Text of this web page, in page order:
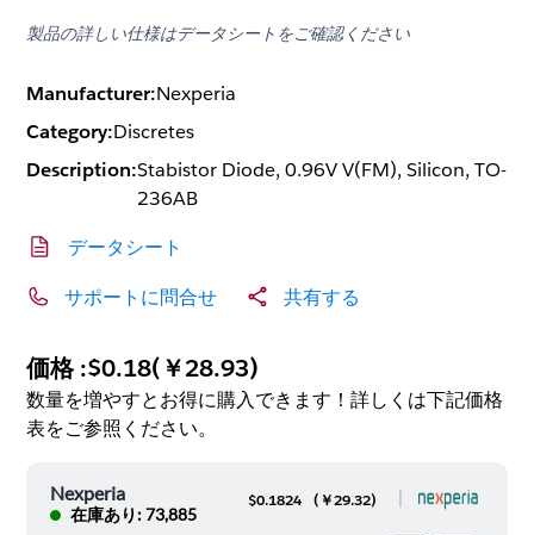
製品の詳しい仕様はデータシートをご確認ください
Manufacturer:Nexperia
Category:Discretes
Description:Stabistor Diode, 0.96V V(FM), Silicon, TO-
236AB
データシート
サポートに問合せ 共有する
価格 :$0.18(￥28.93)
数量を増やすとお得に購入できます！詳しくは下記価格
表をご参照ください。
Nexperia
在庫あり: 73,885
$0.1824 ( ￥29.32)